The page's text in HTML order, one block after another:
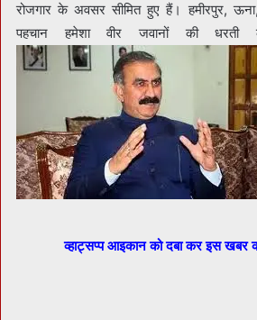
रोजगार के अवसर सीमित हुए हैं। हमीरपुर,
पहचान हमेशा वीर जवानों की
व्हाट्सप्प आइकान को दबा कर इस